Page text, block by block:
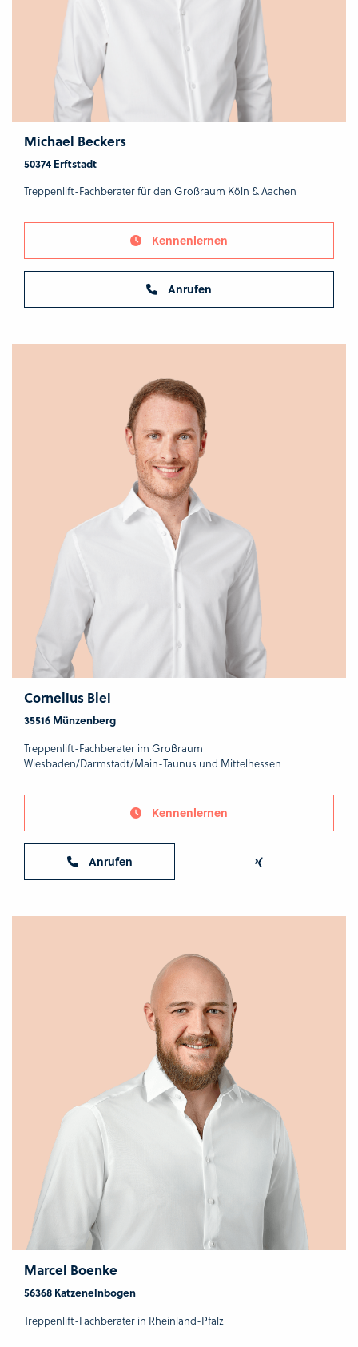
Michael Beckers
50374 Erftstadt
Treppenlift-Fachberater für den Großraum Köln & Aachen
Kennenlernen
Anrufen
Cornelius Blei
35516 Münzenberg
Treppenlift-Fachberater im Großraum
Wiesbaden/Darmstadt/Main-Taunus und Mittelhessen
Kennenlernen
Anrufen
Marcel Boenke
56368 Katzenelnbogen
Treppenlift-Fachberater in Rheinland-Pfalz